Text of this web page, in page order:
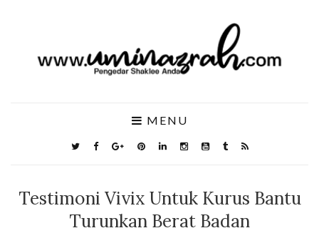
MENU
Testimoni Vivix Untuk Kurus Bantu
Turunkan Berat Badan